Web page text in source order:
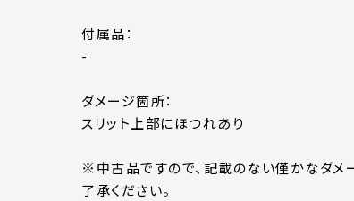
付属品：
-
ダメージ箇所：
スリット上部にほつれあり
※中古品ですので、記載のない僅かなダメ
了承ください。